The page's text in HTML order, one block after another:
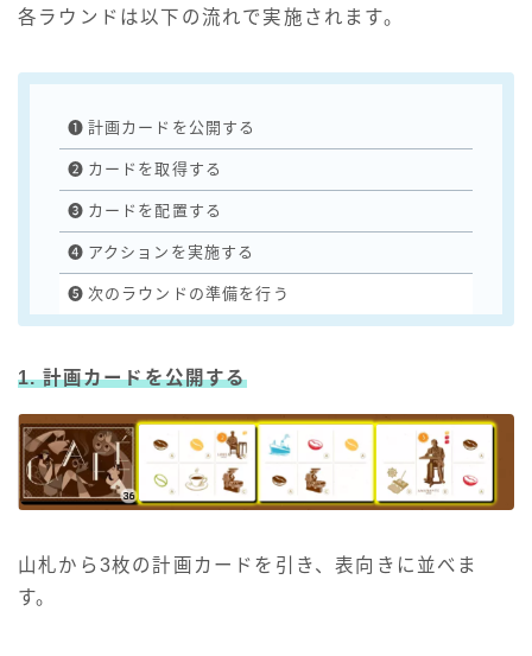
各ラウンドは以下の流れで実施されます。
❶ 計画カードを公開する
❷ カードを取得する
❸ カードを配置する
❹ アクションを実施する
❺ 次のラウンドの準備を行う
1. 計画カードを公開する
山札から3枚の計画カードを引き、表向きに並べま
す。